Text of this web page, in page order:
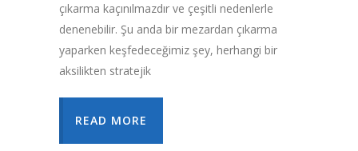
çıkarma kaçınılmazdır ve çeşitli nedenlerle
denenebilir. Şu anda bir mezardan çıkarma
yaparken keşfedeceğimiz şey, herhangi bir
aksilikten stratejik
READ MORE